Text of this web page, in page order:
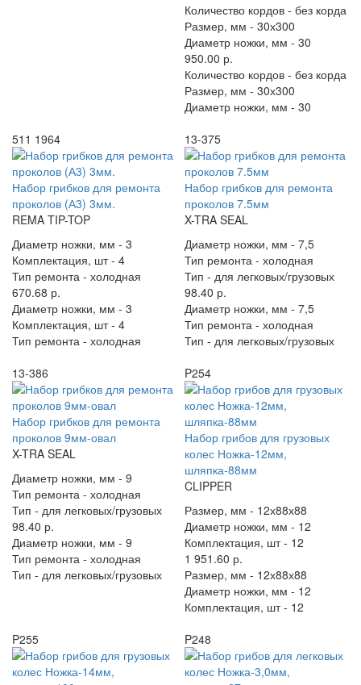
Количество кордов - без корда
Размер, мм - 30х300
Диаметр ножки, мм - 30
950.00 р.
Количество кордов - без корда
Размер, мм - 30х300
Диаметр ножки, мм - 30
511 1964
Набор грибков для ремонта
проколов (А3) 3мм.
REMA TIP-TOP
Диаметр ножки, мм - 3
Комплектация, шт - 4
Тип ремонта - холодная
670.68 р.
Диаметр ножки, мм - 3
Комплектация, шт - 4
Тип ремонта - холодная
13-375
Набор грибков для ремонта
проколов 7.5мм
X-TRA SEAL
Диаметр ножки, мм - 7,5
Тип ремонта - холодная
Тип - для легковых/грузовых
98.40 р.
Диаметр ножки, мм - 7,5
Тип ремонта - холодная
Тип - для легковых/грузовых
13-386
Набор грибков для ремонта
проколов 9мм-овал
X-TRA SEAL
Диаметр ножки, мм - 9
Тип ремонта - холодная
Тип - для легковых/грузовых
98.40 р.
Диаметр ножки, мм - 9
Тип ремонта - холодная
Тип - для легковых/грузовых
P254
Набор грибов для грузовых
колес Ножка-12мм,
шляпка-88мм
CLIPPER
Размер, мм - 12х88х88
Диаметр ножки, мм - 12
Комплектация, шт - 12
1 951.60 р.
Размер, мм - 12х88х88
Диаметр ножки, мм - 12
Комплектация, шт - 12
P255
P248